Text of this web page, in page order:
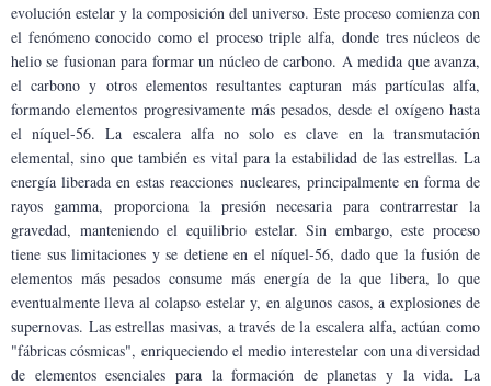
evolución estelar y la composición del universo. Este proceso comienza con
el fenómeno conocido como el proceso triple alfa, donde tres núcleos de
helio se fusionan para formar un núcleo de carbono. A medida que avanza,
el carbono y otros elementos resultantes capturan más partículas alfa,
formando elementos progresivamente más pesados, desde el oxígeno hasta
el níquel-56. La escalera alfa no solo es clave en la transmutación
elemental, sino que también es vital para la estabilidad de las estrellas. La
energía liberada en estas reacciones nucleares, principalmente en forma de
rayos gamma, proporciona la presión necesaria para contrarrestar la
gravedad, manteniendo el equilibrio estelar. Sin embargo, este proceso
tiene sus limitaciones y se detiene en el níquel-56, dado que la fusión de
elementos más pesados consume más energía de la que libera, lo que
eventualmente lleva al colapso estelar y, en algunos casos, a explosiones de
supernovas. Las estrellas masivas, a través de la escalera alfa, actúan como
"fábricas cósmicas", enriqueciendo el medio interestelar con una diversidad
de elementos esenciales para la formación de planetas y la vida. La